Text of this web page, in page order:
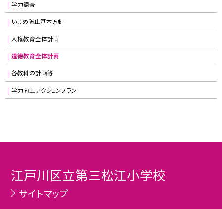
学力調査
いじめ防止基本方針
人権教育全体計画
道徳教育全体計画
各教科の計画等
学力向上アクションプラン
江戸川区立第三松江小学校
サイトマップ